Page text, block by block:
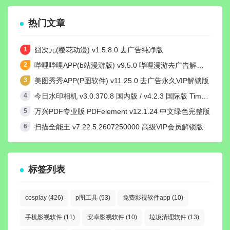
热门文章
囧次元(樱花动漫) v1.5.8.0 去广告纯净版
哔哩哔哩APP(b站漫游版) v9.5.0 哔哩漫游去广告解除版权受限
美图秀秀APP(P图软件) v11.25.0 去广告永久VIP解锁版
今日水印相机 v3.0.370.8 国内版 / v4.2.3 国际版 Timemark高级VIP会员解锁版
万兴PDF专业版 PDFelement v12.1.24 中文绿色完整版
扫描全能王 v7.22.5.2607250000 高级VIP会员解锁版
标签列表
cosplay (426) p图工具 (53) 免费影视软件app (10)
手机影视软件 (11) 安卓影视软件 (10) 垃圾清理软件 (13)